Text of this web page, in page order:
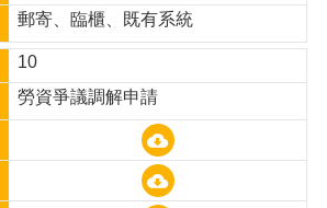
郵寄、臨櫃、既有系統
10
勞資爭議調解申請